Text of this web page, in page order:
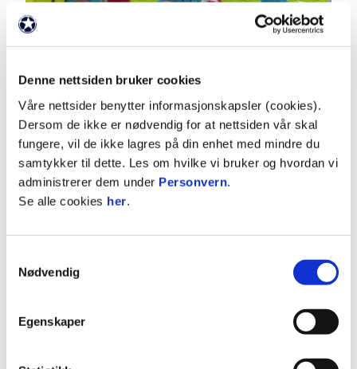
Denne nettsiden bruker cookies
Våre nettsider benytter informasjonskapsler (cookies).
Dersom de ikke er nødvendig for at nettsiden vår skal
fungere, vil de ikke lagres på din enhet med mindre du
samtykker til dette. Les om hvilke vi bruker og hvordan vi
administrerer dem under Personvern.
Se alle cookies her.
Nødvendig
Egenskaper
03:03
2.8.2026 | 00:03:03
Lyn - Sogndal 3-2
OBOS-ligaen 2026 Runde 16